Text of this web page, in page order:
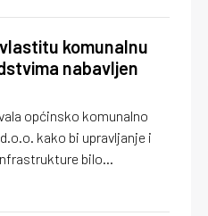
komunalnu
nabavljen
općinsko komunalno
kako bi upravljanje i
bilo
se Sabadin Park koristiti